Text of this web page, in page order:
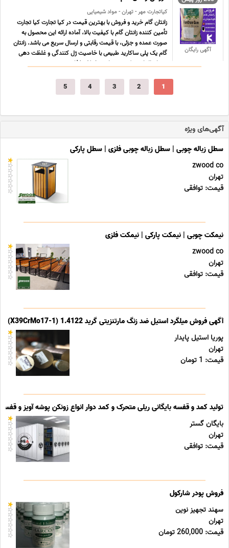
آگهی رایگان
کیاتجارت مهر - تهران - مواد شیمیایی
زانتان گام خرید و فروش با بهترین قیمت در کیا تجارت کیا تجارت
تأمین کننده زانتان گام با کیفیت بالا، آماده ارائه این محصول به
صورت عمده و جزئی، با قیمت رقابتی و ارسال سریع می باشد. زانتان
گام یک پلی ساکارید طبیعی با خاصیت ژل کنندگی و غلظت دهی
بسیار بالا است که در صنایع مختلف غذایی، ... ...
1
2
3
4
5
آگهی‌های ویژه
سطل زباله چوبی | سطل زباله چوبی فلزی | سطل پارکی
zwood co
تهران
قیمت: توافقی
نیمکت چوبی | نیمکت پارکی | نیمکت فلزی
zwood co
تهران
قیمت: توافقی
آگهی فروش میلگرد استیل ضد زنگ مارتنزیتی گرید 1.4122 (X39CrMo17-1)
پوریا استیل پایدار
تهران
قیمت: 1 تومان
تولید کمد و قفسه بایگانی ریلی متحرک و کمد دوار انواع زونکن پوشه آویز و قفسه
بایگان گستر
تهران
قیمت: توافقی
فروش پودر شارکول
سهند تجهیز نوین
تهران
قیمت: 260,000 تومان